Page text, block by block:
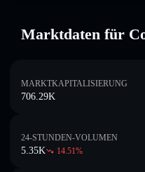
Marktdaten für
MARKTKAPITALISIERUNG
706.29K
24-STUNDEN-VOLUMEN
5.35K 14.51%